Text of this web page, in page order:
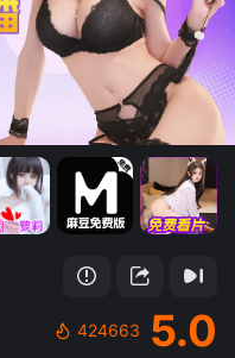
424663 5.0